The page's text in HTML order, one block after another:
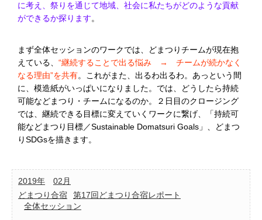
に考え、祭りを通じて地域、社会に私たちがどのような貢献
ができるか探ります。
まず全体セッションのワークでは、どまつりチームが現在抱
えている、 “継続することで出る悩み → チームが続かなく
なる理由”を共有。これがまた、出るわ出るわ。あっという間
に、模造紙がいっぱいになりました。では、どうしたら持続
可能などまつり・チームになるのか。２日目のクロージング
では、継続できる目標に変えていくワークに繋げ、「持続可
能などまつり目標／Sustainable Domatsuri Goals」、どまつ
りSDGsを描きます。
2019年
02月
どまつり合宿
第17回どまつり合宿レポート
全体セッション